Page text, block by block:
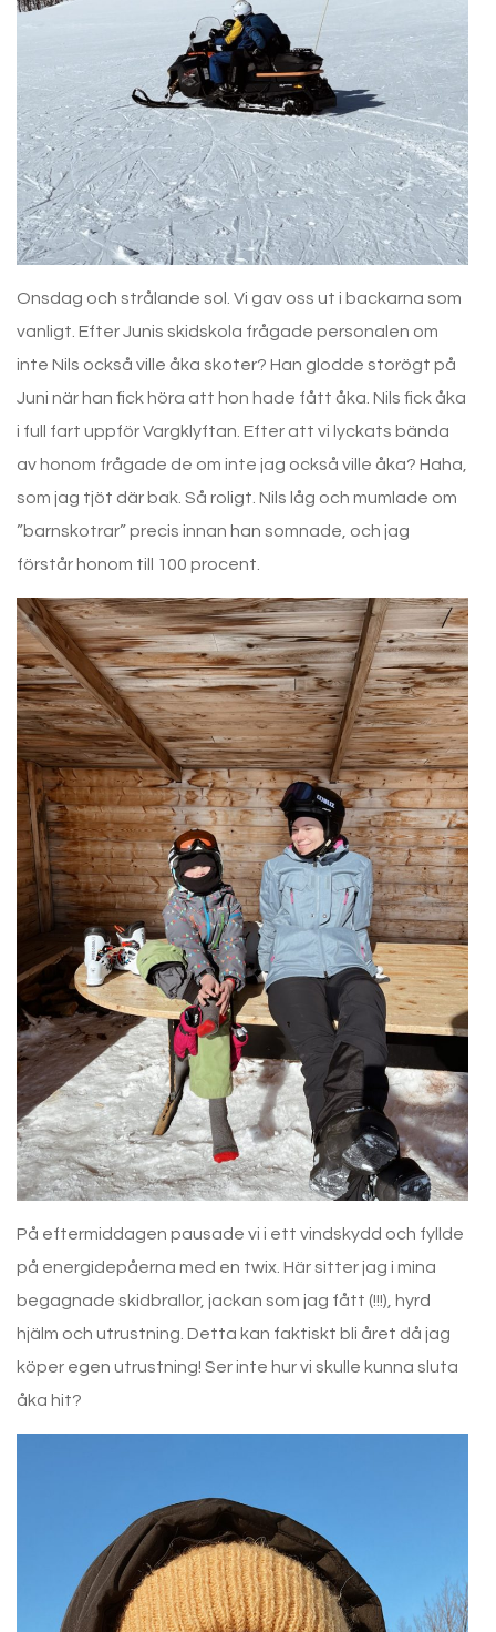
Onsdag och strålande sol. Vi gav oss ut i backarna som
vanligt. Efter Junis skidskola frågade personalen om
inte Nils också ville åka skoter? Han glodde storögt på
Juni när han fick höra att hon hade fått åka. Nils fick åka
i full fart uppför Vargklyftan. Efter att vi lyckats bända
av honom frågade de om inte jag också ville åka? Haha,
som jag tjöt där bak. Så roligt. Nils låg och mumlade om
”barnskotrar” precis innan han somnade, och jag
förstår honom till 100 procent.
På eftermiddagen pausade vi i ett vindskydd och fyllde
på energidepåerna med en twix. Här sitter jag i mina
begagnade skidbrallor, jackan som jag fått (!!!), hyrd
hjälm och utrustning. Detta kan faktiskt bli året då jag
köper egen utrustning! Ser inte hur vi skulle kunna sluta
åka hit?